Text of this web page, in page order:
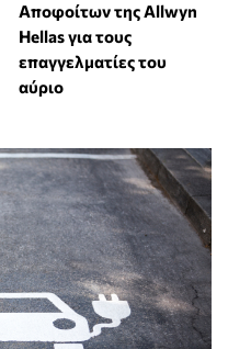
Αποφοίτων της Allwyn
Hellas για τους
επαγγελματίες του
αύριο